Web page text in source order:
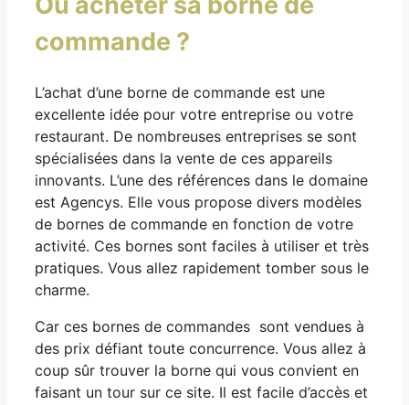
commande ?
L’achat d’une borne de commande est une
excellente idée pour votre entreprise ou votre
restaurant. De nombreuses entreprises se sont
spécialisées dans la vente de ces appareils
innovants. L’une des références dans le domaine
est Agencys. Elle vous propose divers modèles
de bornes de commande en fonction de votre
activité. Ces bornes sont faciles à utiliser et très
pratiques. Vous allez rapidement tomber sous le
charme.
Car ces bornes de commandes sont vendues à
des prix défiant toute concurrence. Vous allez à
coup sûr trouver la borne qui vous convient en
faisant un tour sur ce site. Il est facile d’accès et